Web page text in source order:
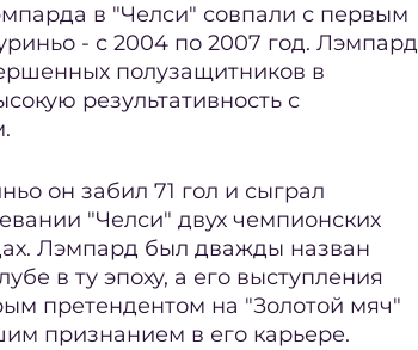
в "Челси" совпали с первым
- с 2004 по 2007 год. Лэмпард
полузащитников в
результативность с
он забил 71 гол и сыграл
"Челси" двух чемпионских
Лэмпард был дважды назван
в ту эпоху, а его выступления
претендентом на "Золотой мяч"
признанием в его карьере.